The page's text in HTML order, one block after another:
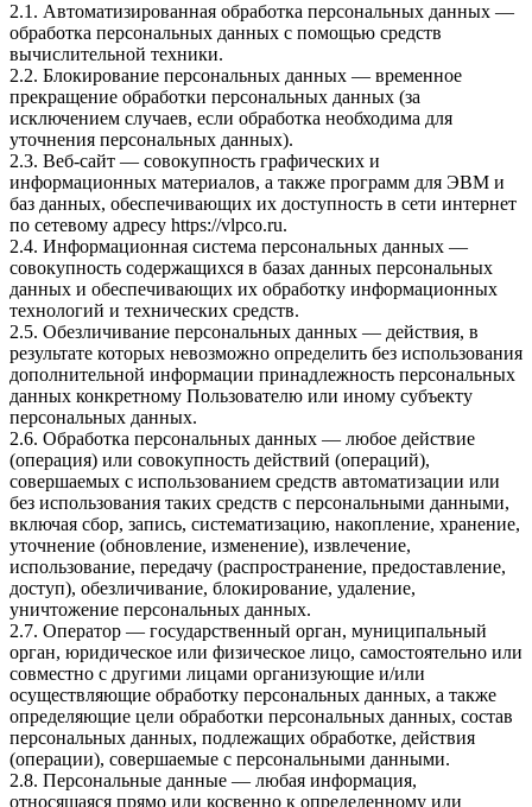
2.1. Автоматизированная обработка персональных данных —
обработка персональных данных с помощью средств
вычислительной техники.
2.2. Блокирование персональных данных — временное
прекращение обработки персональных данных (за
исключением случаев, если обработка необходима для
уточнения персональных данных).
2.3. Веб-сайт — совокупность графических и
информационных материалов, а также программ для ЭВМ и
баз данных, обеспечивающих их доступность в сети интернет
по сетевому адресу https://vlpco.ru.
2.4. Информационная система персональных данных —
совокупность содержащихся в базах данных персональных
данных и обеспечивающих их обработку информационных
технологий и технических средств.
2.5. Обезличивание персональных данных — действия, в
результате которых невозможно определить без использования
дополнительной информации принадлежность персональных
данных конкретному Пользователю или иному субъекту
персональных данных.
2.6. Обработка персональных данных — любое действие
(операция) или совокупность действий (операций),
совершаемых с использованием средств автоматизации или
без использования таких средств с персональными данными,
включая сбор, запись, систематизацию, накопление, хранение,
уточнение (обновление, изменение), извлечение,
использование, передачу (распространение, предоставление,
доступ), обезличивание, блокирование, удаление,
уничтожение персональных данных.
2.7. Оператор — государственный орган, муниципальный
орган, юридическое или физическое лицо, самостоятельно или
совместно с другими лицами организующие и/или
осуществляющие обработку персональных данных, а также
определяющие цели обработки персональных данных, состав
персональных данных, подлежащих обработке, действия
(операции), совершаемые с персональными данными.
2.8. Персональные данные — любая информация,
относящаяся прямо или косвенно к определенному или